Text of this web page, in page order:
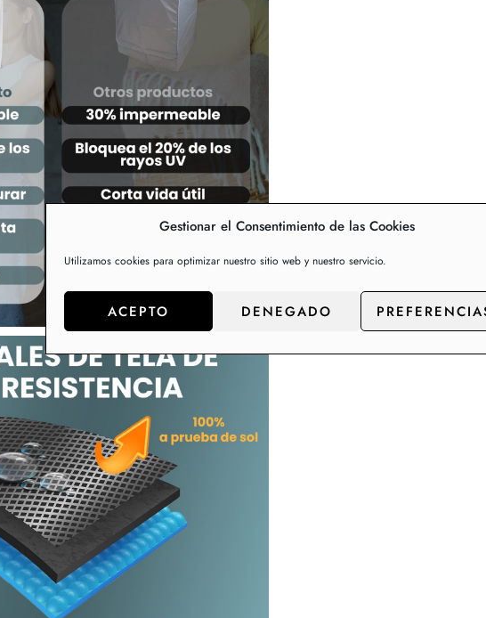
Gestionar el Consentimiento de las Cookies
Utilizamos cookies para optimizar nuestro sitio web y nuestro servicio.
ACEPTO DENEGADO